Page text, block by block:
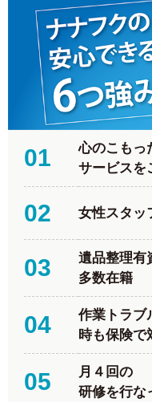
01
心のこもっ
サービスを
02 女性スタッ
03
遺品整理有
多数在籍
04
作業トラブ
時も保険で
05
月４回の
研修を行な